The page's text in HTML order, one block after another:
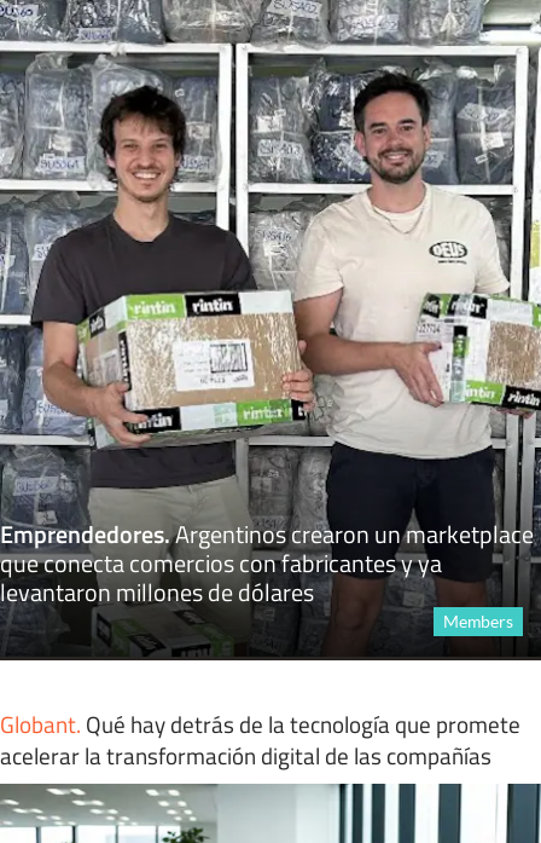
Emprendedores.Argentinos crearon un marketplace
que conecta comercios con fabricantes y ya
levantaron millones de dólares
Members
Globant. Qué hay detrás de la tecnología que promete
acelerar la transformación digital de las compañías